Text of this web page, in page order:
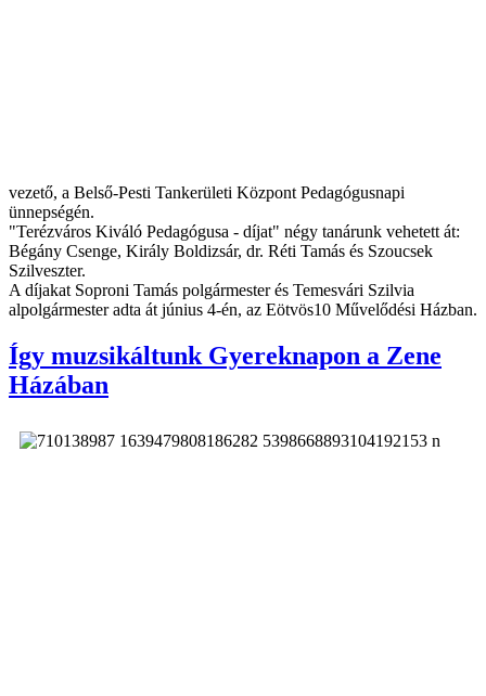
vezető, a Belső-Pesti Tankerületi Központ Pedagógusnapi
ünnepségén.
"Terézváros Kiváló Pedagógusa - díjat" négy tanárunk vehetett át:
Bégány Csenge, Király Boldizsár, dr. Réti Tamás és Szoucsek
Szilveszter.
A díjakat Soproni Tamás polgármester és Temesvári Szilvia
alpolgármester adta át június 4-én, az Eötvös10 Művelődési Házban.
Így muzsikáltunk Gyereknapon a Zene
Házában